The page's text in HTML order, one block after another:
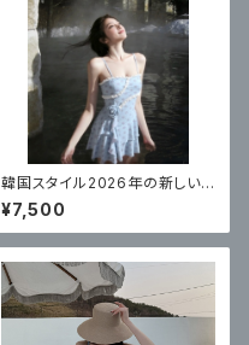
韓国スタイル2026年の新しい
女性用水着、ハイエンドワンピ
ース温泉コンサバスカートスタイ
ルサスペンダー
¥7,500